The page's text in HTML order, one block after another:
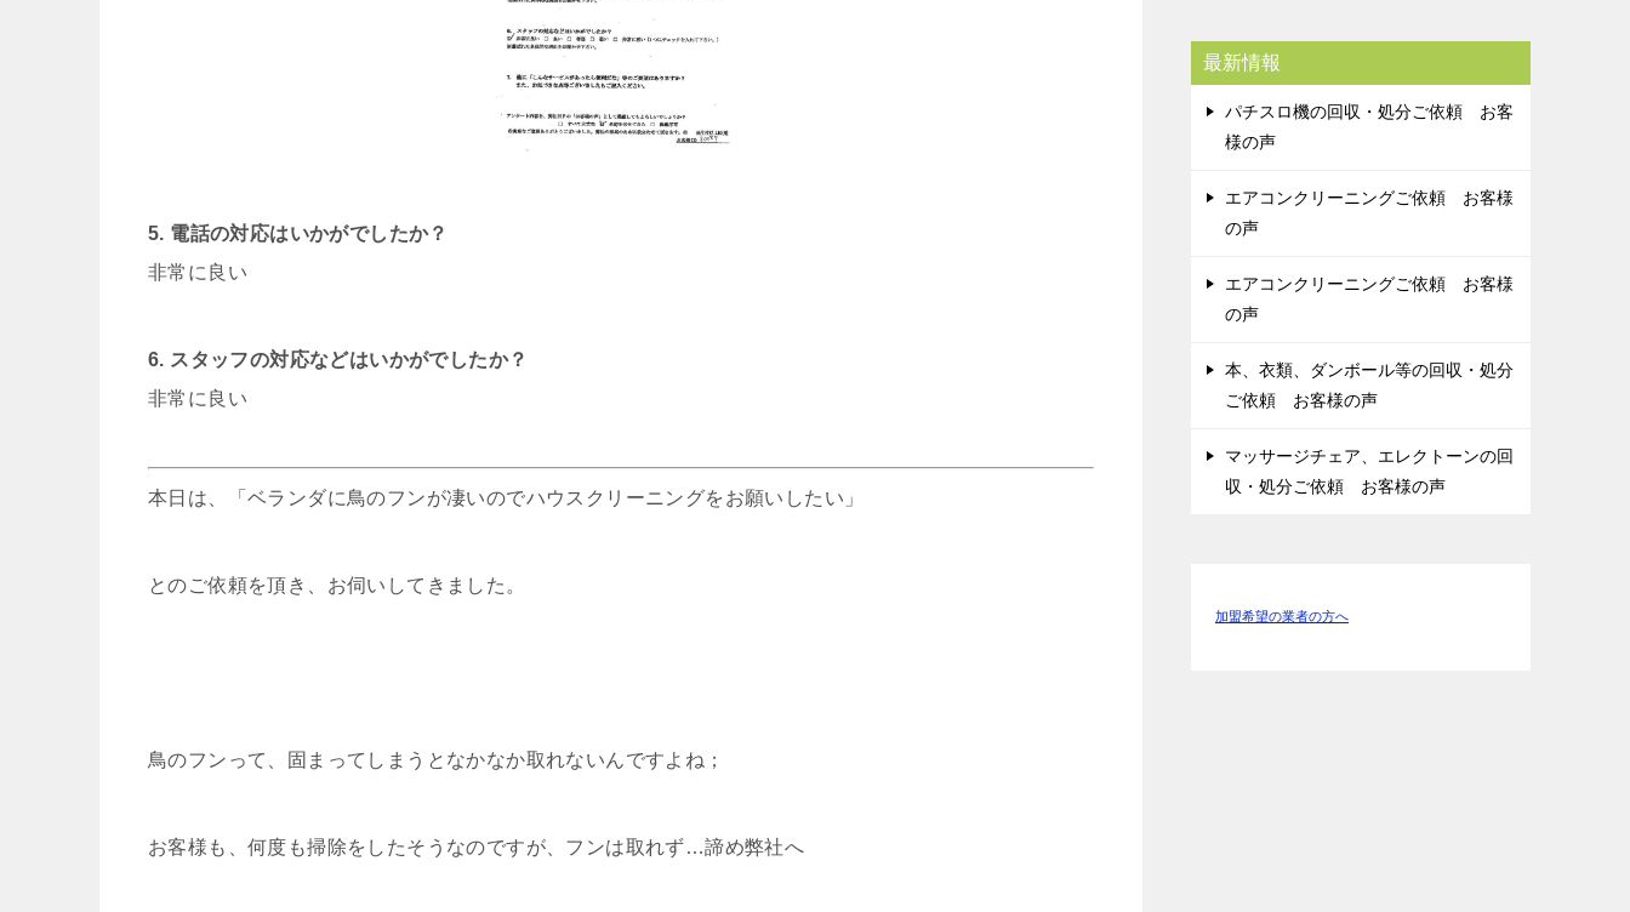
5. 電話の対応はいかがでしたか？
非常に良い
6. スタッフの対応などはいかがでしたか？
非常に良い
本日は、「ベランダに鳥のフンが凄いのでハウスクリーニングをお願いしたい」
とのご依頼を頂き、お伺いしてきました。
鳥のフンって、固まってしまうとなかなか取れないんですよね；
お客様も、何度も掃除をしたそうなのですが、フンは取れず…諦め弊社へ
最新情報
パチスロ機の回収・処分ご依頼 お客
様の声
エアコンクリーニングご依頼 お客様
の声
エアコンクリーニングご依頼 お客様
の声
本、衣類、ダンボール等の回収・処分
ご依頼 お客様の声
マッサージチェア、エレクトーンの回
収・処分ご依頼 お客様の声
加盟希望の業者の方へ